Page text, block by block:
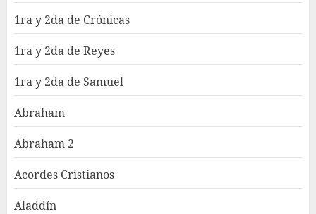
1ra y 2da de Crónicas
1ra y 2da de Reyes
1ra y 2da de Samuel
Abraham
Abraham 2
Acordes Cristianos
Aladdín